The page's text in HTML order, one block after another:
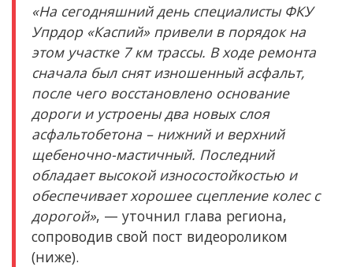
«На сегодняшний день специалисты ФКУ
Упрдор «Каспий» привели в порядок на
этом участке 7 км трассы. В ходе ремонта
сначала был снят изношенный асфальт,
после чего восстановлено основание
дороги и устроены два новых слоя
асфальтобетона – нижний и верхний
щебеночно-мастичный. Последний
обладает высокой износостойкостью и
обеспечивает хорошее сцепление колес с
дорогой», — уточнил глава региона,
сопроводив свой пост видеороликом
(ниже).